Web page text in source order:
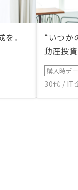
。
“いつか
動産投
購入時デ
30代 / IT